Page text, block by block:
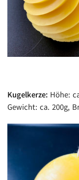
Kugelkerze: Höhe:
Gewicht: ca. 200g,